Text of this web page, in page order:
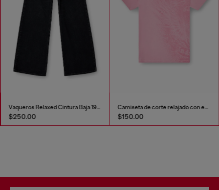
Vaqueros Relaxed Cintura Baja 1996 D-Sire
$250.00
Camiseta de corte relajado con estampados de
$150.00